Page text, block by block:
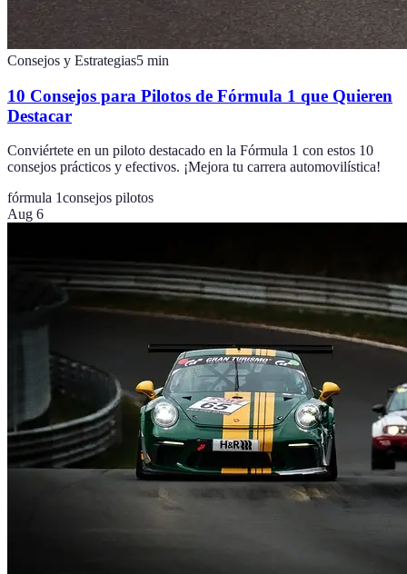
Consejos y Estrategias5 min
10 Consejos para Pilotos de Fórmula 1 que Quieren
Destacar
Conviértete en un piloto destacado en la Fórmula 1 con estos 10
consejos prácticos y efectivos. ¡Mejora tu carrera automovilística!
fórmula 1consejos pilotos
Aug 6